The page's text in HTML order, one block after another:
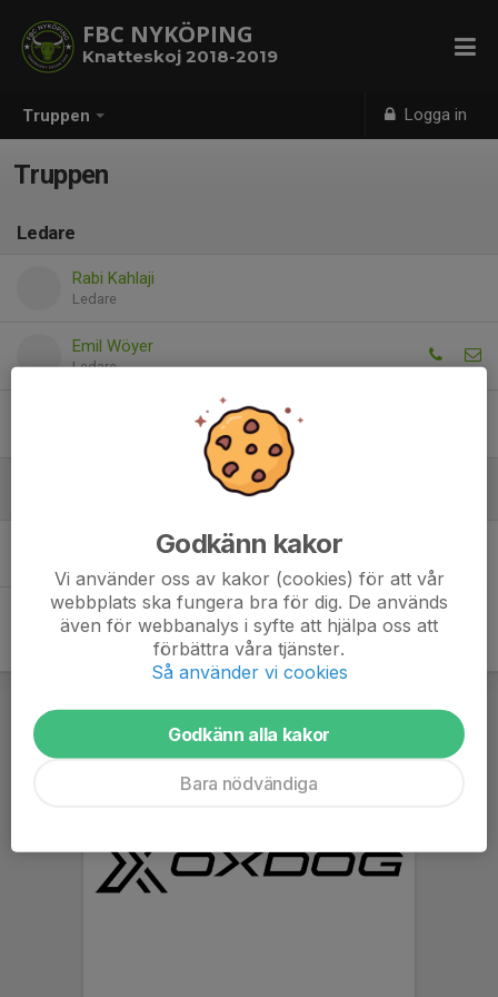
Truppen Logga in
FBC NYKÖPING
Knatteskoj 2018-2019
Truppen
Ledare
Rabi Kahlaji
Ledare
Emil Wöyer
Ledare
Det finns inga spelare
Godkänn kakor
Vi använder oss av kakor (cookies) för att vår
webbplats ska fungera bra för dig. De används
även för webbanalys i syfte att hjälpa oss att
förbättra våra tjänster.
Så använder vi cookies
Godkänn alla kakor
Bara nödvändiga